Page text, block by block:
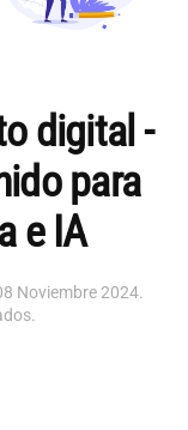
digital -
para
e IA
Noviembre 2024.
.